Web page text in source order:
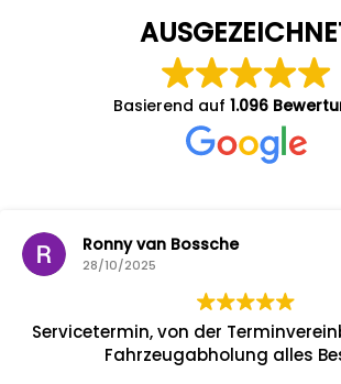
Basierend auf 1.096
Ronny van Bossche
28/10/2025
Servicetermin, von der
Fahrzeugabholung alles